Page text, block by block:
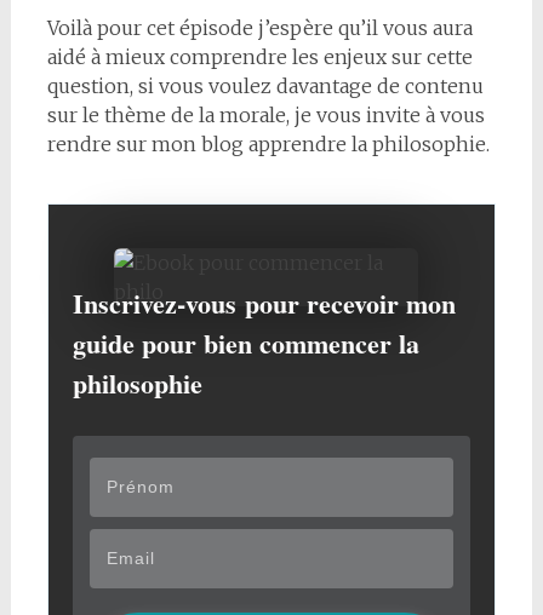
Voilà pour cet épisode j’espère qu’il vous aura
aidé à mieux comprendre les enjeux sur cette
question, si vous voulez davantage de contenu
sur le thème de la morale, je vous invite à vous
rendre sur mon blog apprendre la philosophie.
Inscrivez-vous pour recevoir mon
guide pour bien commencer la
philosophie